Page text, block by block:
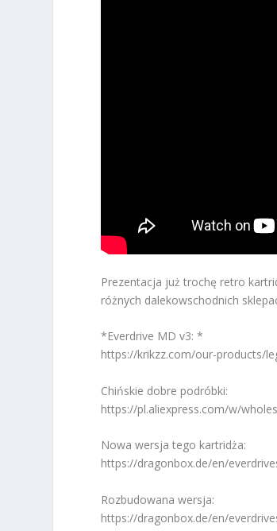
Prezentacja już trochę retro
różnych dalekowschodnich
*Everdrive MD v3: *
https://krikzz.com/our-products/
Chińskie dobre podróbki:
https://pl.aliexpress.com/w/
Nowa wersja tego kartridża:
https://dragonbox.de/en/
Rozbudowana wersja:
https://dragonbox.de/en/